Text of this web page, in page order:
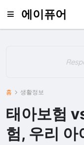
에이퓨어
홈 생활정보
태아보험
험, 우리 아